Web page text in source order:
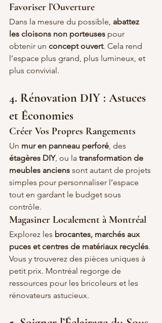
Favoriser l’Ouverture
Dans la mesure du possible, abattez
les cloisons non porteuses pour
obtenir un concept ouvert. Cela rend
l’espace plus grand, plus lumineux, et
plus convivial.
4. Rénovation DIY : Astuces
et Économies
Créer Vos Propres Rangements
Un mur en panneau perforé , des
étagères DIY, ou la transformation de
meubles anciens sont autant de projets
simples pour personnaliser l’espace
tout en gardant le budget sous
contrôle.
Magasiner Localement à Montréal
Explorez les brocantes, marchés aux
puces et centres de matériaux recyclés.
Vous y trouverez des pièces uniques à
petit prix. Montréal regorge de
ressources pour les bricoleurs et les
rénovateurs astucieux.